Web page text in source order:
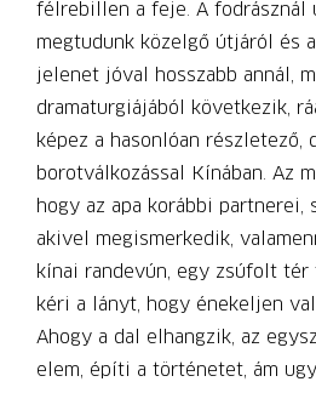
félrebillen a feje. A fodrásznál
megtudunk közelgő útjáról és
jelenet jóval hosszabb annál,
dramaturgiájából következik,
képez a hasonlóan részletező,
borotválkozással Kínában. Az
hogy az apa korábbi partnerei,
akivel megismerkedik,
kínai randevún, egy zsúfolt tér
kéri a lányt, hogy énekeljen
Ahogy a dal elhangzik, az
elem, építi a történetet, ám